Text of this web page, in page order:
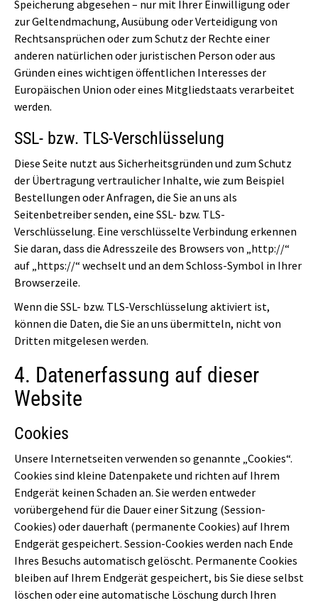
Speicherung abgesehen – nur mit Ihrer Einwilligung oder
zur Geltendmachung, Ausübung oder Verteidigung von
Rechtsansprüchen oder zum Schutz der Rechte einer
anderen natürlichen oder juristischen Person oder aus
Gründen eines wichtigen öffentlichen Interesses der
Europäischen Union oder eines Mitgliedstaats verarbeitet
werden.
SSL- bzw. TLS-Verschlüsselung
Diese Seite nutzt aus Sicherheitsgründen und zum Schutz
der Übertragung vertraulicher Inhalte, wie zum Beispiel
Bestellungen oder Anfragen, die Sie an uns als
Seitenbetreiber senden, eine SSL- bzw. TLS-
Verschlüsselung. Eine verschlüsselte Verbindung erkennen
Sie daran, dass die Adresszeile des Browsers von „http://“
auf „https://“ wechselt und an dem Schloss-Symbol in Ihrer
Browserzeile.
Wenn die SSL- bzw. TLS-Verschlüsselung aktiviert ist,
können die Daten, die Sie an uns übermitteln, nicht von
Dritten mitgelesen werden.
4. Datenerfassung auf dieser
Website
Cookies
Unsere Internetseiten verwenden so genannte „Cookies“.
Cookies sind kleine Datenpakete und richten auf Ihrem
Endgerät keinen Schaden an. Sie werden entweder
vorübergehend für die Dauer einer Sitzung (Session-
Cookies) oder dauerhaft (permanente Cookies) auf Ihrem
Endgerät gespeichert. Session-Cookies werden nach Ende
Ihres Besuchs automatisch gelöscht. Permanente Cookies
bleiben auf Ihrem Endgerät gespeichert, bis Sie diese selbst
löschen oder eine automatische Löschung durch Ihren